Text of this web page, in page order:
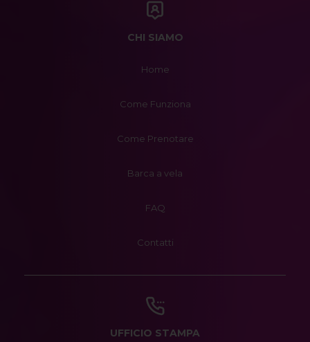
CHI SIAMO
Home
Come Funziona
Come Prenotare
Barca a vela
FAQ
Contatti
UFFICIO STAMPA